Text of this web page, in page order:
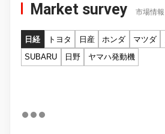
Market survey 市場情報
日経 トヨタ 日産 ホンダ マツダ
SUBARU
日野 ヤマハ発動機